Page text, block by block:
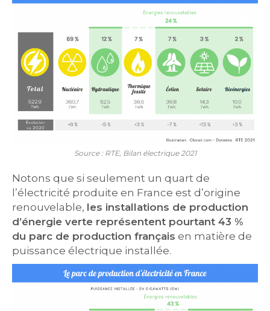
Source : RTE, Bilan électrique 2021
Notons que si seulement un quart de
l’électricité produite en France est d’origine
renouvelable, les installations de production
d’énergie verte représentent pourtant 43 %
du parc de production français en matière de
puissance électrique installée.